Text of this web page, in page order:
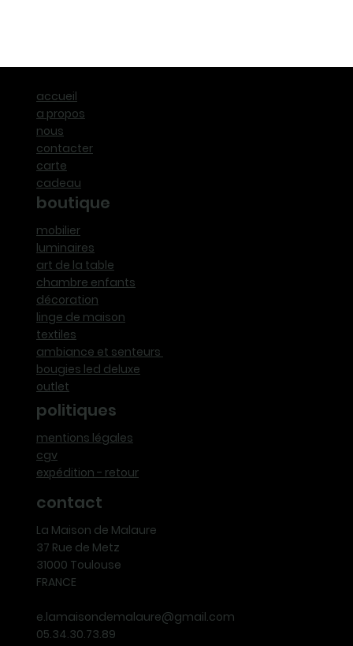
accueil
a propos
nous
contacter
carte
cadeau
boutique
mobilier
luminaires
art de la table
chambre enfants
décoration
linge de maison
textiles
ambiance et senteurs
bougies led deluxe
outlet
politiques
mentions légales
cgv
expédition - retour
contact
La Maison de Malaure
37 Rue de Metz
31000 Toulouse
FRANCE
e.lamaisondemalaure@gmail.com
05.34.30.73.89